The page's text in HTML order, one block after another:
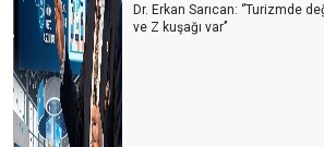
Dr. Erkan Sarıcan: ‘’Turizmde
ve Z kuşağı var’’